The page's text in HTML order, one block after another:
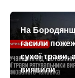
На
гасили
сухої трави,
виявили